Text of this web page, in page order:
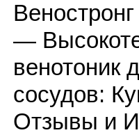
—
венотоник
сосудов:
Отзывы и